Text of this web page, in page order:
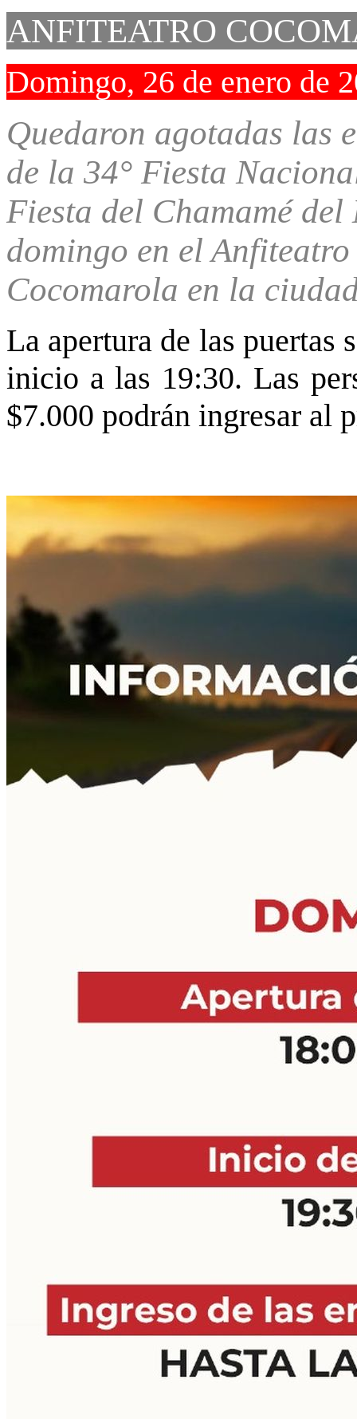
ANFITEATRO
Domingo, 26 de enero de
Quedaron agotadas las
de la 34° Fiesta
Fiesta del Chamamé del
domingo en el
Cocomarola en la
La apertura de las puertas
inicio a las 19:30. Las
$7.000 podrán ingresar al